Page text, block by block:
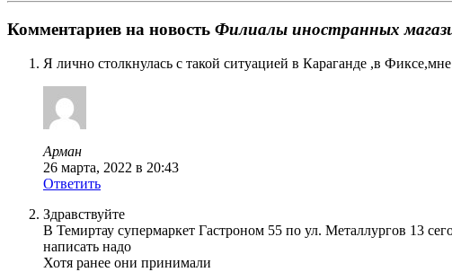
Комментариев на новость Филиалы иностранных
Я лично столкнулась с такой ситуацией в Караганде ,в
Арман
26 марта, 2022 в 20:43
Ответить
Здравствуйте
В Темиртау супермаркет Гастроном 55 по ул. Металлургов 13
написать надо
Хотя ранее они принимали